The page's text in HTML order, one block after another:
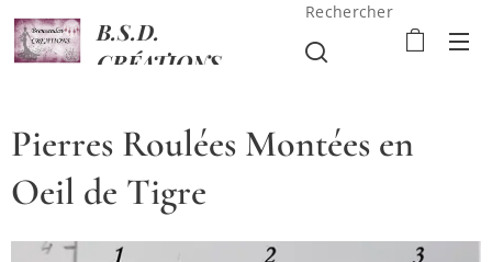
B.S.D.
CRÉATIONS
Rechercher
Pierres Roulées Montées en
Oeil de Tigre